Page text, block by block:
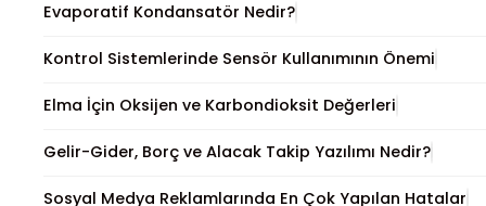
Evaporatif Kondansatör Nedir?
Kontrol Sistemlerinde Sensör Kullanımının Önemi
Elma İçin Oksijen ve Karbondioksit Değerleri
Gelir-Gider, Borç ve Alacak Takip Yazılımı Nedir?
Sosyal Medya Reklamlarında En Çok Yapılan Hatalar